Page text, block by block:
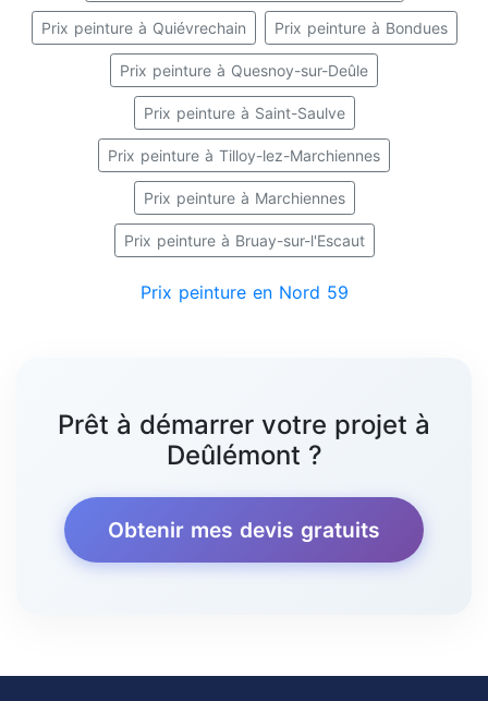
Prix peinture à Quiévrechain Prix peinture à Bondues
Prix peinture à Quesnoy-sur-Deûle
Prix peinture à Saint-Saulve
Prix peinture à Tilloy-lez-Marchiennes
Prix peinture à Marchiennes
Prix peinture à Bruay-sur-l'Escaut
Prix peinture en Nord 59
Prêt à démarrer votre projet à
Deûlémont ?
Obtenir mes devis gratuits